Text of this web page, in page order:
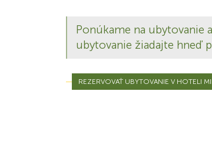
Ponúkame na ubytovanie
ubytovanie žiadajte hneď
REZERVOVAŤ UBYTOVANIE V HOTELI